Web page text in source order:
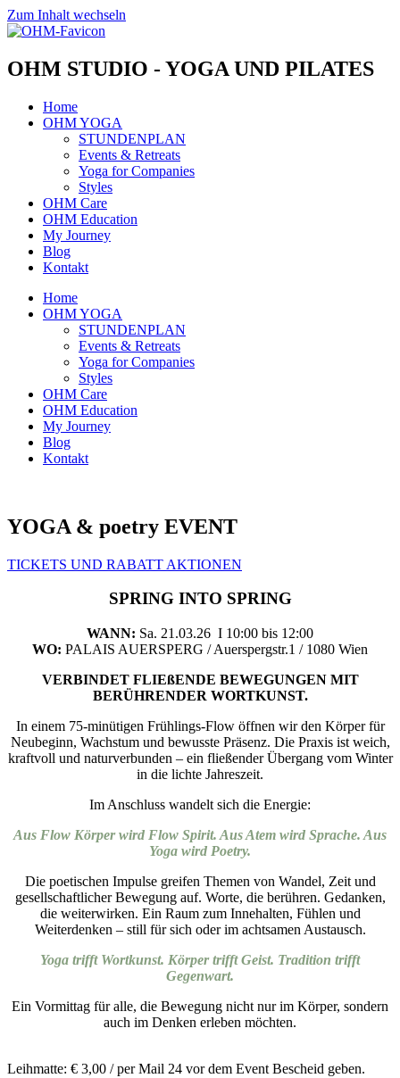
Zum Inhalt wechseln
OHM STUDIO - YOGA UND PILATES
Home
OHM YOGA
STUNDENPLAN
Events & Retreats
Yoga for Companies
Styles
OHM Care
OHM Education
My Journey
Blog
Kontakt
Home
OHM YOGA
STUNDENPLAN
Events & Retreats
Yoga for Companies
Styles
OHM Care
OHM Education
My Journey
Blog
Kontakt
YOGA & poetry EVENT
TICKETS UND RABATT AKTIONEN
SPRING INTO SPRING
WANN: Sa. 21.03.26 I 10:00 bis 12:00
WO: PALAIS AUERSPERG / Auerspergstr.1 / 1080 Wien
VERBINDET FLIEßENDE BEWEGUNGEN MIT
BERÜHRENDER WORTKUNST.
In einem 75-minütigen Frühlings-Flow öffnen wir den Körper für
Neubeginn, Wachstum und bewusste Präsenz. Die Praxis ist weich,
kraftvoll und naturverbunden – ein fließender Übergang vom Winter
in die lichte Jahreszeit.
Im Anschluss wandelt sich die Energie:
Aus Flow Körper wird Flow Spirit. Aus Atem wird Sprache. Aus
Yoga wird Poetry.
Die poetischen Impulse greifen Themen von Wandel, Zeit und
gesellschaftlicher Bewegung auf. Worte, die berühren. Gedanken,
die weiterwirken. Ein Raum zum Innehalten, Fühlen und
Weiterdenken – still für sich oder im achtsamen Austausch.
Yoga trifft Wortkunst. Körper trifft Geist. Tradition trifft
Gegenwart.
Ein Vormittag für alle, die Bewegung nicht nur im Körper, sondern
auch im Denken erleben möchten.
Leihmatte: € 3,00 / per Mail 24 vor dem Event Bescheid geben.